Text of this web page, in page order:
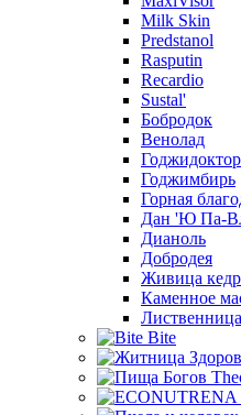
Milk Skin
Predstanol
Rasputin
Recardio
Sustal'
Бобродок
Венолад
Годжидоктор
Годжимбирь
Горная
Дан 'Ю Па-
Дианоль
Добродея
Живица
Каменное
Bite